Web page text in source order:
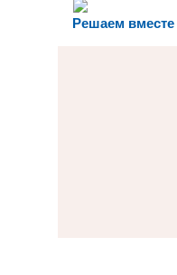
Решаем вместе